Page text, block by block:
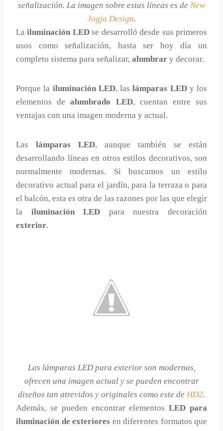
señalización. La imagen sobre estas líneas es de New
Jogja Design.
Lailuminación LEDse desarrolló desde sus primeros
usos como señalización, hasta ser hoy día un
completo sistema para señalizar, alumbrar y decorar.
Porque la iluminación LED, laslámparas LEDy los
elementos dealumbrado LED, cuentan entre sus
ventajas con una imagen moderna y actual.
Las lámparas LED, aunque también se están
desarrollando líneas en otros estilos decorativos, son
normalmente modernas. Si buscamos un estilo
decorativo actual para el jardín, para la terraza o para
el balcón, esta es otra de las razones por las que elegir
la iluminación LED para nuestra decoración
exterior.
Las lámparas LED para exterior son modernas,
ofrecen una imagen actual y se pueden encontrar
diseños tan atrevidos y originales como este de HD2.
Además, se pueden encontrar elementosLED para
iluminación de exteriores en diferentes formatos que